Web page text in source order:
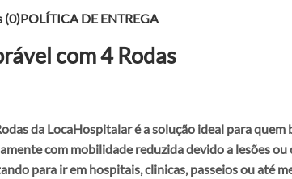
(0)POLÍTICA DE ENTREGA
com 4 Rodas
da LocaHospitalar é a solução ideal para
com mobilidade reduzida devido a lesões
para ir em hospitais, clinicas, passeios ou até